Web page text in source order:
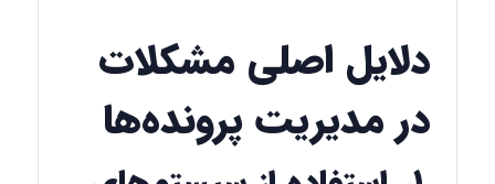
دلایل اصلی مشکلات
در مدیریت پرونده‌ها